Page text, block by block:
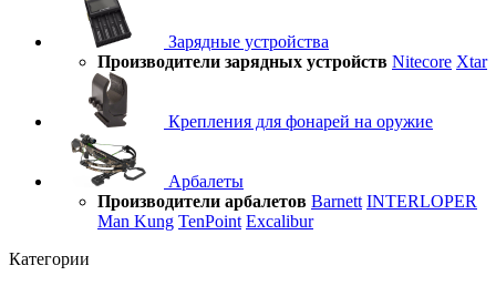
Зарядные устройства
Производители зарядных устройств Nitecore Xtar
Крепления для фонарей на оружие
Арбалеты
Производители арбалетов Barnett INTERLOPER
Man Kung TenPoint Excalibur
Категории